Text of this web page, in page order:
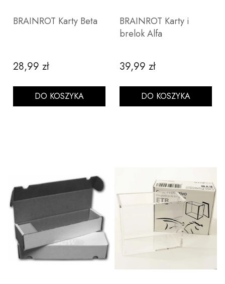
BRAINROT Karty Beta
Cena
28,99 zł
DO KOSZYKA
BRAINROT Karty i
brelok Alfa
Cena
39,99 zł
DO KOSZYKA